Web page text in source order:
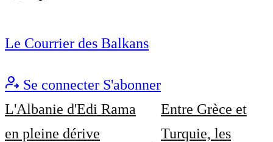
Le Courrier des Balkans
Se connecter S'abonner
L'Albanie d'Edi Rama
en pleine dérive
Entre Grèce et
Turquie, les